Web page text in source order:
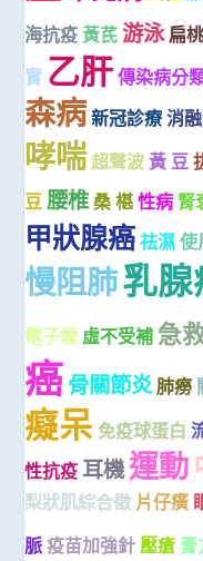
海抗疫 黃芪 游泳 扁
實 乙肝 傳染病分
森病新冠診療 消
哮喘 超聲波 黃 豆
豆 腰椎桑 椹 性病 腎
甲狀腺癌 祛濕 使
慢阻肺乳腺
電子煙 虛不受補 急
癌骨關節炎肺癆
癡呆 免疫球蛋白
性抗疫 耳機運動
梨狀肌綜合徵 片仔癀
脈 疫苗加強針 壓瘡 膏